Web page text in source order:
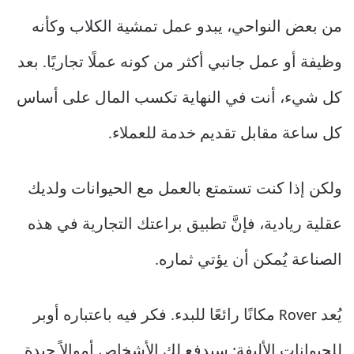
من بعض النواحي، يبدو عمل تمشية الكلاب وكأنه
وظيفة أو عمل جانبي أكثر من كونه عملًا تجاريًا. بعد
كل شيء، أنت في النهاية تكسب المال على أساس
كل ساعة مقابل تقديم خدمة للعملاء.
ولكن إذا كنت تستمتع بالعمل مع الحيوانات ولديك
عقلية ريادية، فإنَّ تطبيق براعتك التجارية في هذه
الصناعة يُمكن أن يؤتي ثماره.
يُعد Rover مكانًا رائعًا للبدء. فكر فيه باعتباره أوبر